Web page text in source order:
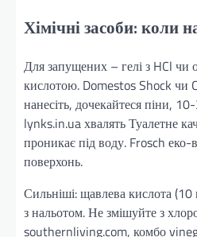
Хімічні засоби: коли
Для запущених – гелі з HCl
кислотою. Domestos Shock чи
нанесіть, дочекайтеся піни,
lynks.in.ua хвалять Туалетне
проникає під воду. Frosch еко-
поверхонь.
Сильніші: щавлева кислота (10
з нальотом. Не змішуйте з
southernliving.com, комбо